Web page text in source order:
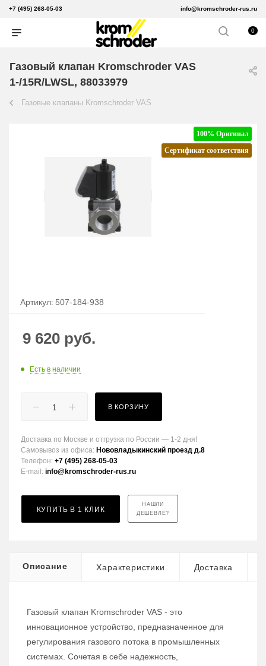
+7 (495) 268-05-03 info@kromschroder-rus.ru
0
Газовый клапан Kromschroder VAS
1-/15R/LWSL, 88033979
Газовые клапаны Kromschroder VAS
100% Оригинал
Сертификат соответствия
Артикул: 507-184-938
9 620 руб.
Есть в наличии
В КОРЗИНУ
Доставка по Москве и отгрузка по России — 1-2 дня!
Самовывоз из офиса: Нововладыкинский проезд д.8
Телефон: +7 (495) 268-05-03
E-mail: info@kromschroder-rus.ru
КУПИТЬ В 1 КЛИК
НАШЛИ
ДЕШЕВЛЕ?
Описание Характеристики Доставка
Газовый клапан Kromschroder VAS - это
инновационное устройство, предназначенное для
регулирования газового потока в промышленных
системах. Сочетая в себе надежность,